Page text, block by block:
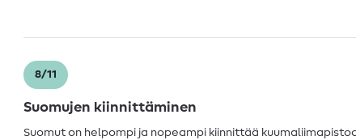
8/11
Suomujen kiinnittäminen
Suomut on helpompi ja nopeampi kiinnittää